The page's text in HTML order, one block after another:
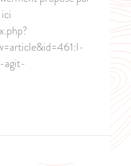
agit-